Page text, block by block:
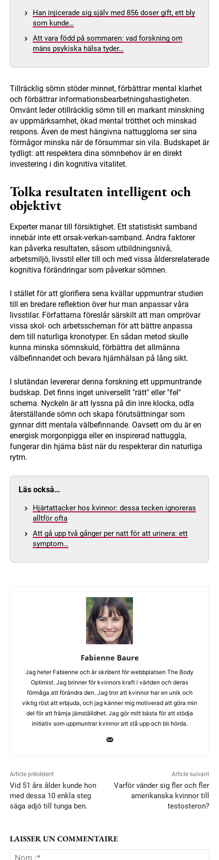
Han injicerade sig själv med 856 doser gift, ett bly
som kunde…
Att vara född på sommaren: vad forskning om
mäns psykiska hälsa tyder…
Tillräcklig sömn stöder minnet, förbättrar mental klarhet
och förbättrar informationsbearbetningshastigheten.
Omvänt leder otillräcklig sömn till en markant minskning
av uppmärksamhet, ökad mental trötthet och minskad
respons. Även de mest hängivna nattugglorna ser sina
förmågor minska när de försummar sin vila. Budskapet är
tydligt: att respektera dina sömnbehov är en direkt
investering i din kognitiva vitalitet.
Tolka resultaten intelligent och
objektivt
Experter manar till försiktighet. Ett statistiskt samband
innebär inte ett orsak-verkan-samband. Andra faktorer
kan påverka resultaten, såsom utbildningsnivå,
arbetsmiljö, livsstil eller till och med vissa åldersrelaterade
kognitiva förändringar som påverkar sömnen.
I stället för att glorifiera sena kvällar uppmuntrar studien
till en bredare reflektion över hur man anpassar våra
livsstilar. Författarna föreslår särskilt att man omprövar
vissa skol- och arbetsscheman för att bättre anpassa
dem till naturliga kronotyper. En sådan metod skulle
kunna minska sömnskuld, förbättra det allmänna
välbefinnandet och bevara hjärnhälsan på lång sikt.
I slutändan levererar denna forskning ett uppmuntrande
budskap. Det finns inget universellt "rätt" eller "fel"
schema. Nyckeln är att lyssna på din inre klocka, odla
återställande sömn och skapa förutsättningar som
gynnar ditt mentala välbefinnande. Oavsett om du är en
energisk morgonpigga eller en inspirerad nattuggla,
fungerar din hjärna bäst när du respekterar din naturliga
rytm.
Läs också…
Hjärtattacker hos kvinnor: dessa tecken ignoreras
alltför ofta
Att gå upp två gånger per natt för att urinera: ett
symptom…
Fabienne Baure
Jag heter Fabienne och är skribent för webbplatsen The Body
Optimist. Jag brinner för kvinnors kraft i världen och deras
förmåga att förändra den. Jag tror att kvinnor har en unik och
viktig röst att erbjuda, och jag känner mig motiverad att göra min
del för att främja jämställdhet. Jag gör mitt bästa för att stödja
initiativ som uppmuntrar kvinnor att stå upp och bli hörda.
Article précédent
Vid 51 års ålder kunde hon
med dessa 10 enkla steg
säga adjö till tunga ben.
Article suivant
Varför vänder sig fler och fler
amerikanska kvinnor till
testosteron?
LAISSER UN COMMENTAIRE